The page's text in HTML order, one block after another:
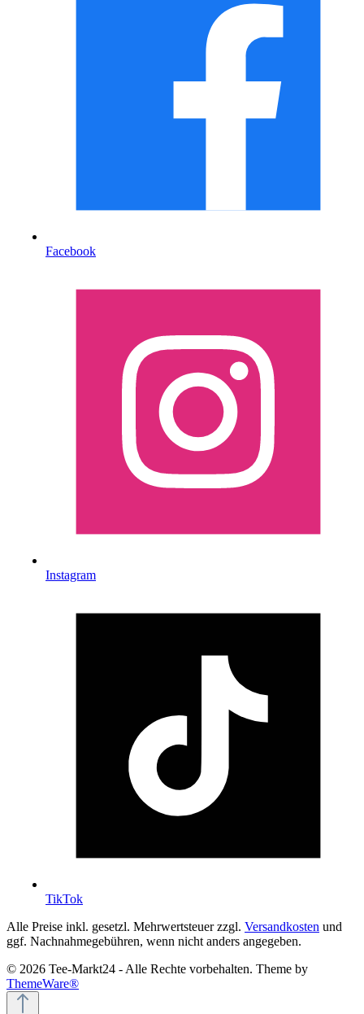
Facebook
Instagram
TikTok
Alle Preise inkl. gesetzl. Mehrwertsteuer zzgl. Versandkosten und
ggf. Nachnahmegebühren, wenn nicht anders angegeben.
© 2026 Tee-Markt24 - Alle Rechte vorbehalten. Theme by
ThemeWare®